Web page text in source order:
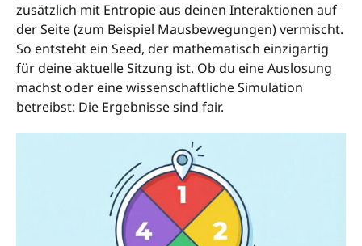
zusätzlich mit Entropie aus deinen Interaktionen auf
der Seite (zum Beispiel Mausbewegungen) vermischt.
So entsteht ein Seed, der mathematisch einzigartig
für deine aktuelle Sitzung ist. Ob du eine Auslosung
machst oder eine wissenschaftliche Simulation
betreibst: Die Ergebnisse sind fair.